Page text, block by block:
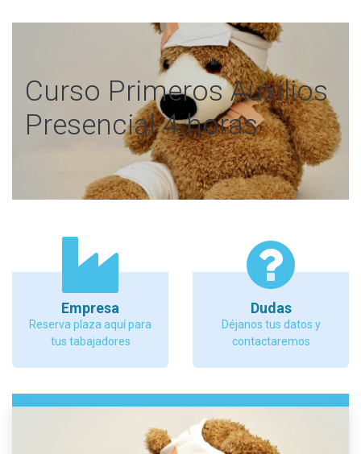
Curso Primeros Auxilios
Presencial 4 horas
Empresa
Reserva plaza aquí para
tus tabajadores
Dudas
Déjanos tus datos y
contactaremos